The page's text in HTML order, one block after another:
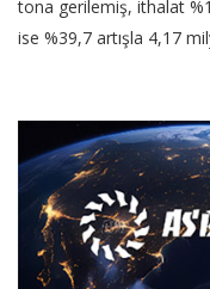
tona gerilemiş, ithalat
ise %39,7 artışla 4,17